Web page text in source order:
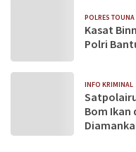
POLRES TOUNA
Kasat
Polri
INFO KRIMINAL
Bom Ikan